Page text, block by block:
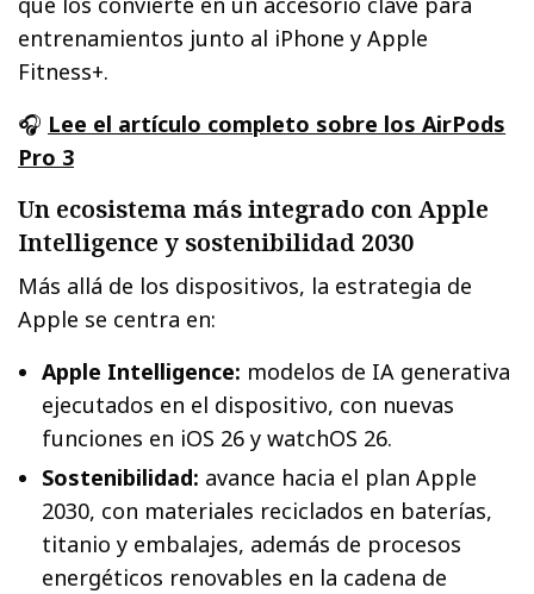
entrenamientos junto al iPhone y Apple
Fitness+.
🎧 Lee el artículo completo sobre los AirPods
Pro 3
Un ecosistema más integrado con Apple
Intelligence y sostenibilidad 2030
Más allá de los dispositivos, la estrategia de
Apple se centra en:
Apple Intelligence: modelos de IA generativa
ejecutados en el dispositivo, con nuevas
funciones en iOS 26 y watchOS 26.
Sostenibilidad: avance hacia el plan Apple
2030, con materiales reciclados en baterías,
titanio y embalajes, además de procesos
energéticos renovables en la cadena de